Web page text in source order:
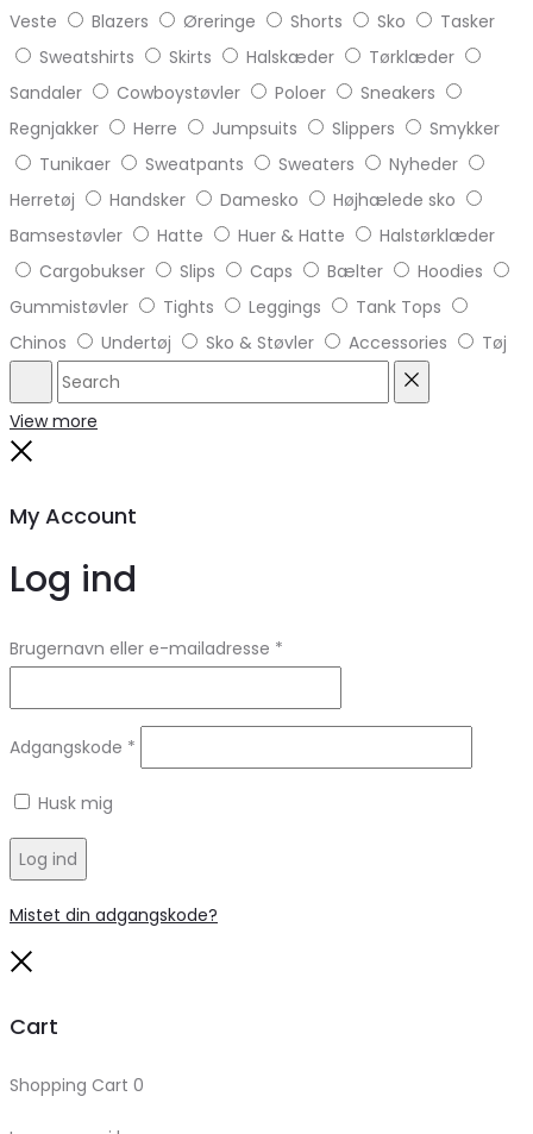
Veste
Blazers Øreringe Shorts Sko
Tasker
Sweatshirts
Skirts Halskæder
Tørklæder
Sandaler
Cowboystøvler Poloer
Sneakers
Regnjakker
Herre Jumpsuits Slippers
Smykker
Tunikaer
Sweatpants Sweaters
Nyheder
Herretøj
Handsker Damesko
Højhælede sko
Bamsestøvler
Hatte Huer & Hatte
Halstørklæder
Cargobukser
Slips Caps Bælter
Hoodies
Gummistøvler
Tights Leggings
Tank Tops
Chinos
Undertøj Sko & Støvler Accessories Tøj
Search
View more
My Account
Log ind
Brugernavn eller e-mailadresse *
Adgangskode *
Husk mig
Log ind
Mistet din adgangskode?
Cart
Shopping Cart 0